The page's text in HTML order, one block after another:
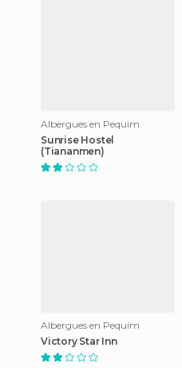
Albergues en Pequim
Sunrise Hostel
(Tiananmen)
Albergues en Pequim
Victory Star Inn